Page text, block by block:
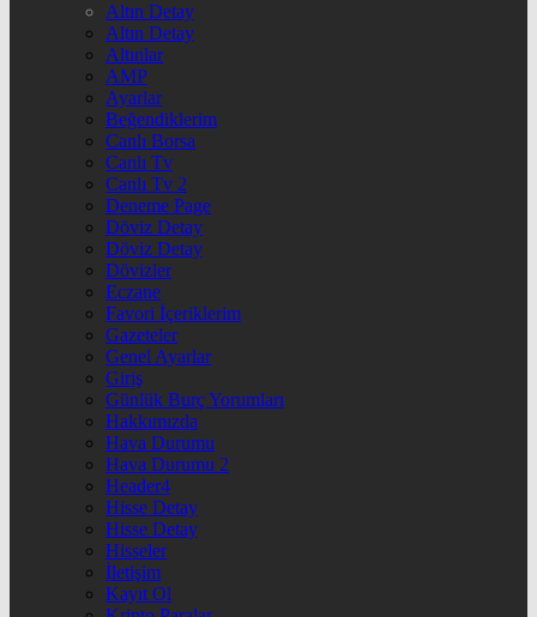
Altın Detay
Altın Detay
Altınlar
AMP
Ayarlar
Beğendiklerim
Canlı Borsa
Canlı Tv
Canlı Tv 2
Deneme Page
Döviz Detay
Döviz Detay
Dövizler
Eczane
Favori İçeriklerim
Gazeteler
Genel Ayarlar
Giriş
Günlük Burç Yorumları
Hakkımızda
Hava Durumu
Hava Durumu 2
Header4
Hisse Detay
Hisse Detay
Hisseler
İletişim
Kayıt Ol